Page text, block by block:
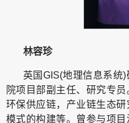
林容珍
英国GIS(地理信息系统
院项目部副主任、研究专
环保供应链，产业链生态
模式的构建等。曾参与项